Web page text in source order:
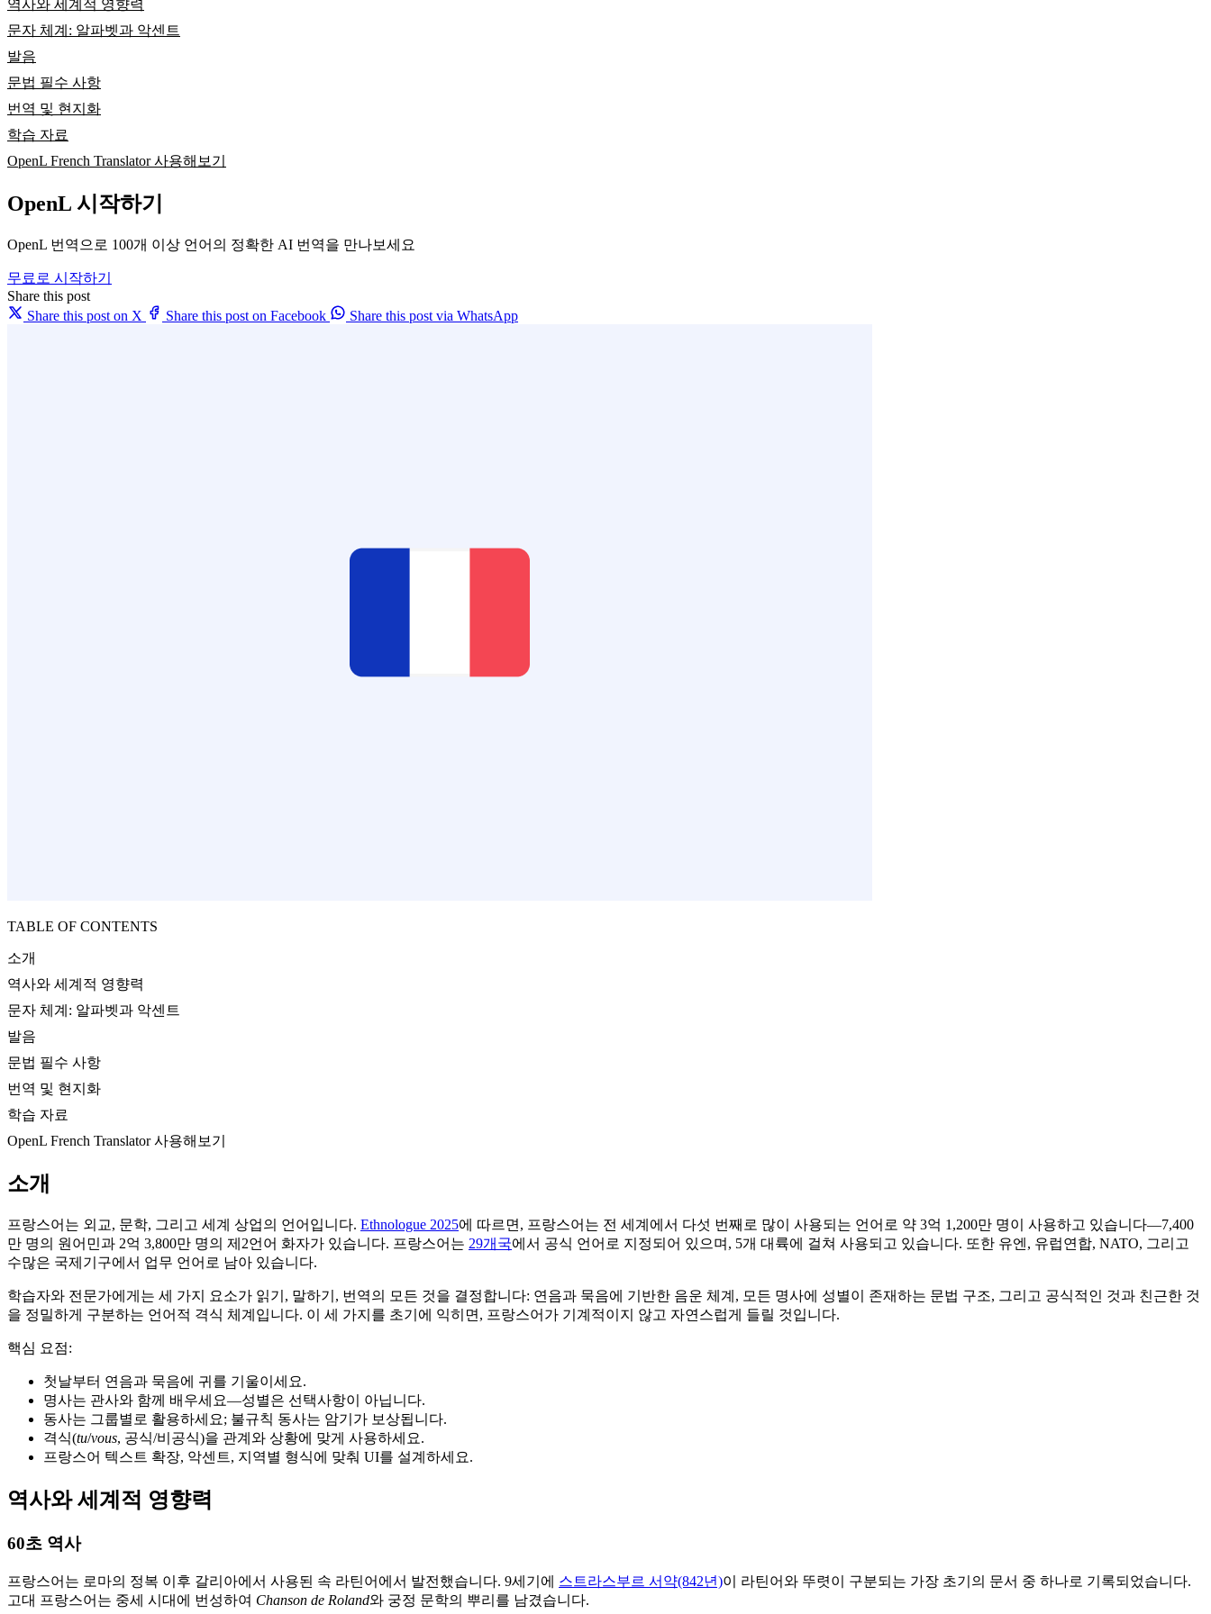
역사와 세계적 영향력
문자 체계: 알파벳과 악센트
발음
문법 필수 사항
번역 및 현지화
학습 자료
OpenL French Translator 사용해보기
OpenL 시작하기
OpenL 번역으로 100개 이상 언어의 정확한 AI 번역을 만나보세요
무료로 시작하기
Share this post
Share this post on X
Share this post on Facebook Share this post via WhatsApp
TABLE OF CONTENTS
소개
역사와 세계적 영향력
문자 체계: 알파벳과 악센트
발음
문법 필수 사항
번역 및 현지화
학습 자료
OpenL French Translator 사용해보기
소개
프랑스어는 외교, 문학, 그리고 세계 상업의 언어입니다. Ethnologue 2025에 따르면, 프랑스어는 전 세계에서 다섯 번째로 많이 사용되는 언어로 약 3억 1,200만 명이 사용하고 있습니다—7,400
만 명의 원어민과 2억 3,800만 명의 제2언어 화자가 있습니다. 프랑스어는 29개국에서 공식 언어로 지정되어 있으며, 5개 대륙에 걸쳐 사용되고 있습니다. 또한 유엔, 유럽연합, NATO, 그리고
수많은 국제기구에서 업무 언어로 남아 있습니다.
학습자와 전문가에게는 세 가지 요소가 읽기, 말하기, 번역의 모든 것을 결정합니다: 연음과 묵음에 기반한 음운 체계, 모든 명사에 성별이 존재하는 문법 구조, 그리고 공식적인 것과 친근한 것
을 정밀하게 구분하는 언어적 격식 체계입니다. 이 세 가지를 초기에 익히면, 프랑스어가 기계적이지 않고 자연스럽게 들릴 것입니다.
핵심 요점:
첫날부터 연음과 묵음에 귀를 기울이세요.
명사는 관사와 함께 배우세요—성별은 선택사항이 아닙니다.
동사는 그룹별로 활용하세요; 불규칙 동사는 암기가 보상됩니다.
격식(tu/vous, 공식/비공식)을 관계와 상황에 맞게 사용하세요.
프랑스어 텍스트 확장, 악센트, 지역별 형식에 맞춰 UI를 설계하세요.
역사와 세계적 영향력
60초 역사
프랑스어는 로마의 정복 이후 갈리아에서 사용된 속 라틴어에서 발전했습니다. 9세기에 스트라스부르 서약(842년)이 라틴어와 뚜렷이 구분되는 가장 초기의 문서 중 하나로 기록되었습니다.
고대 프랑스어는 중세 시대에 번성하여 Chanson de Roland와 궁정 문학의 뿌리를 남겼습니다.